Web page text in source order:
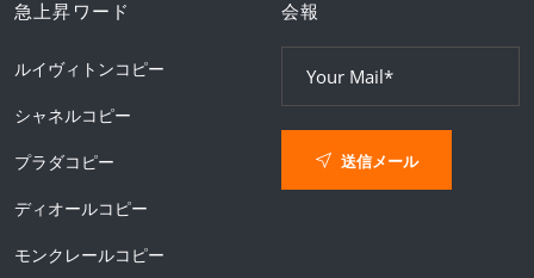
急上昇ワード
ルイヴィトンコピー
シャネルコピー
プラダコピー
ディオールコピー
モンクレールコピー
会報
送信メール